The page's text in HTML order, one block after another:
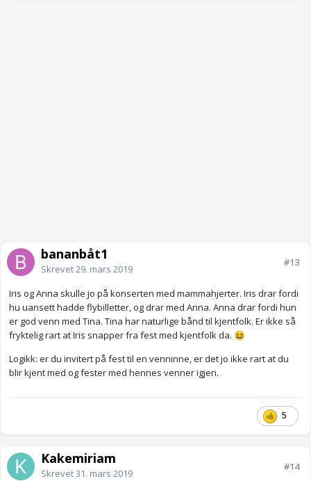
bananbåt1
Skrevet29. mars 2019
#13
Iris og Anna skulle jo på konserten med mammahjerter. Iris drar fordi
hu uansett hadde flybilletter, og drar med Anna. Anna drar fordi hun
er god venn med Tina. Tina har naturlige bånd til kjentfolk. Er ikke så
fryktelig rart at Iris snapper fra fest med kjentfolk da. 😆
Logikk: er du invitert på fest til en venninne, er det jo ikke rart at du
blir kjent med og fester med hennes venner igjen.
5
Kakemiriam
Skrevet31. mars 2019
#14